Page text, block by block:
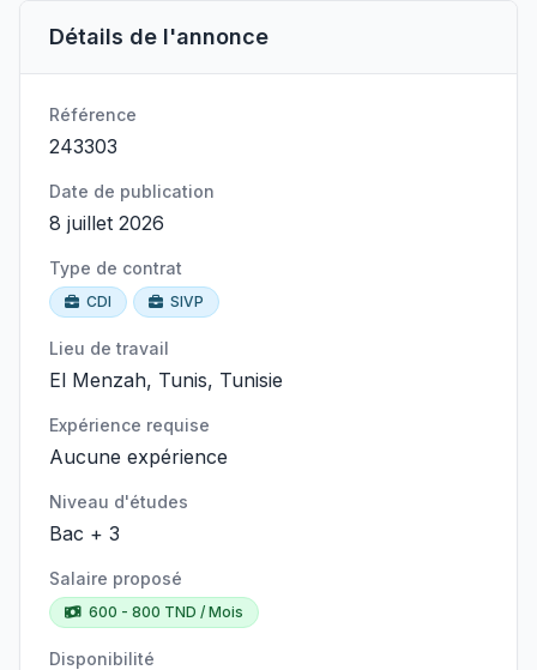
Détails de l'annonce
Référence
243303
Date de publication
8 juillet 2026
Type de contrat
CDI SIVP
Lieu de travail
El Menzah, Tunis, Tunisie
Expérience requise
Aucune expérience
Niveau d'études
Bac + 3
Salaire proposé
600 - 800 TND / Mois
Disponibilité